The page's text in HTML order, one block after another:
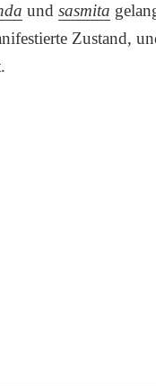
undsasmita
Zustand,